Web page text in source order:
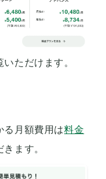
ただけます。
る月額費用は料金
ます。